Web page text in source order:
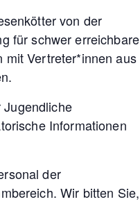
von der
für schwer erreichbare
mit Vertreter*innen aus
Jugendliche
Informationen
der
Wir bitten Sie,